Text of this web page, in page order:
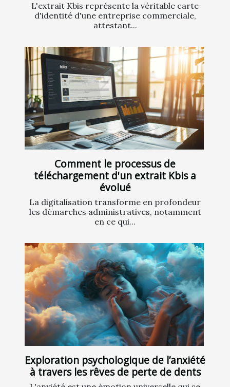
L'extrait Kbis représente la véritable carte
d'identité d'une entreprise commerciale,
attestant...
Comment le processus de
téléchargement d'un extrait Kbis a
évolué
La digitalisation transforme en profondeur
les démarches administratives, notamment
en ce qui...
Exploration psychologique de l’anxiété
à travers les rêves de perte de dents